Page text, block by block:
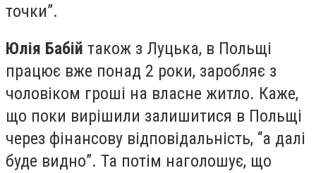
точки”.
Юлія Бабій також з Луцька, в Польщі
працює вже понад 2 роки, заробляє з
чоловіком гроші на власне житло. Каже,
що поки вирішили залишитися в Польщі
через фінансову відповідальність, “а далі
буде видно”. Та потім наголошує, що